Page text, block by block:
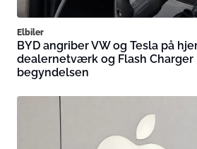
Elbiler
BYD angriber VW og Tesla på
dealernetværk og Flash Charger
begyndelsen